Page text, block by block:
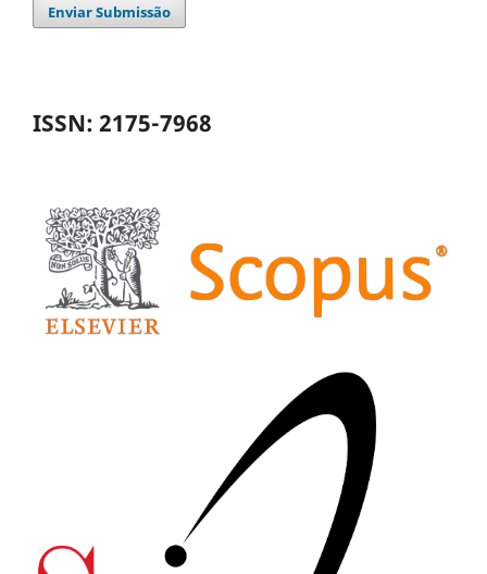
Enviar Submissão
ISSN: 2175-7968